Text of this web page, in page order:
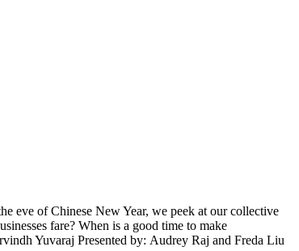
eve of Chinese New Year, we peek at our collective
fare? When is a good time to make
Yuvaraj Presented by: Audrey Raj and Freda Liu